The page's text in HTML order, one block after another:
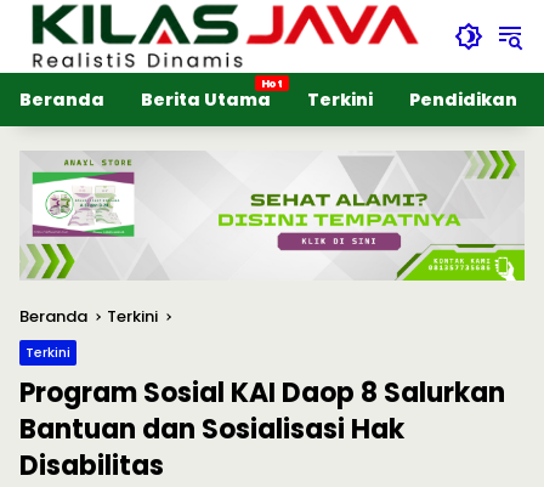
Langsung
konten
Beranda
Berita Utama Terkini Pendidikan
Beranda Terkini
Terkini
Program Sosial KAI Daop 8 Salurkan
Bantuan dan Sosialisasi Hak
Disabilitas